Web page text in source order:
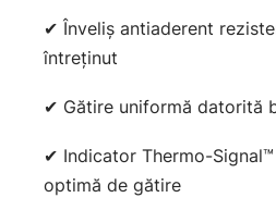
✔ Înveliș antiaderent
întreținut
✔ Gătire uniformă datorită
✔ Indicator Thermo-
optimă de gătire